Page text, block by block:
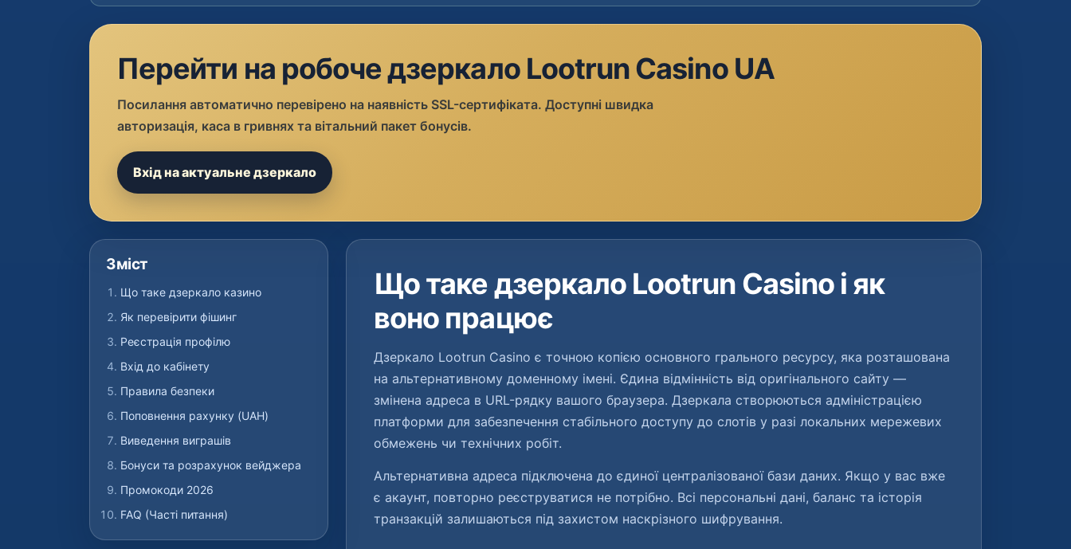
Перейти на робоче дзеркало Lootrun Casino UA
Посилання автоматично перевірено на наявність SSL-сертифіката. Доступні швидка
авторизація, каса в гривнях та вітальний пакет бонусів.
Вхід на актуальне дзеркало
Зміст
Що таке дзеркало казино
Як перевірити фішинг
Реєстрація профілю
Вхід до кабінету
Правила безпеки
Поповнення рахунку (UAH)
Виведення виграшів
Бонуси та розрахунок вейджера
Промокоди 2026
FAQ (Часті питання)
Що таке дзеркало Lootrun Casino і як
воно працює
Дзеркало Lootrun Casino є точною копією основного грального ресурсу, яка розташована
на альтернативному доменному імені. Єдина відмінність від оригінального сайту —
змінена адреса в URL-рядку вашого браузера. Дзеркала створюються адміністрацією
платформи для забезпечення стабільного доступу до слотів у разі локальних мережевих
обмежень чи технічних робіт.
Альтернативна адреса підключена до єдиної централізованої бази даних. Якщо у вас вже
є акаунт, повторно реєструватися не потрібно. Всі персональні дані, баланс та історія
транзакцій залишаються під захистом наскрізного шифрування.